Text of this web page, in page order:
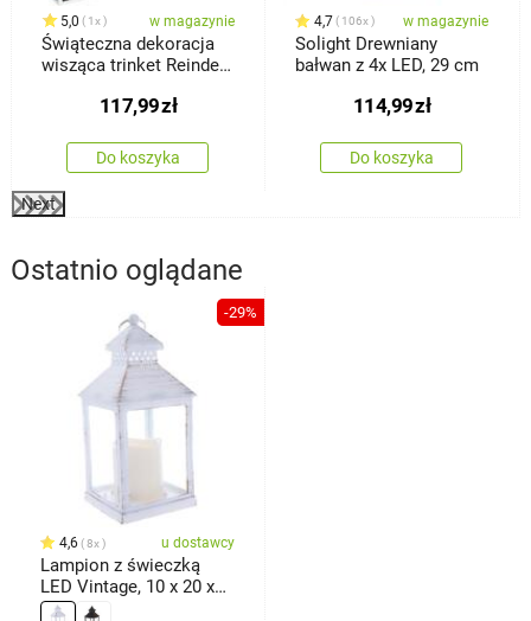
5,0 1x w magazynie
Świąteczna dekoracja
wisząca trinket Reindeer
117,99zł
Do koszyka
4,7 106x w magazynie
Solight Drewniany
bałwan z 4x LED, 29 cm
114,99zł
Do koszyka
Next
Ostatnio oglądane
-29%
4,6 8x u dostawcy
Lampion z świeczką
LED Vintage, 10 x 20 x
10 cm,ciepła biel, plastik